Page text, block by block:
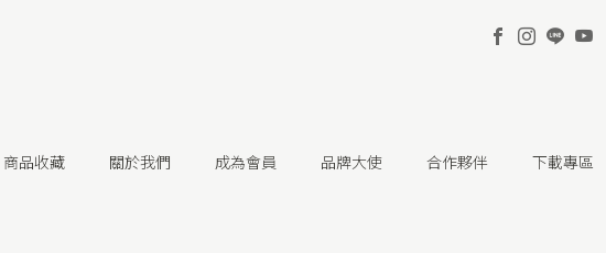
商品收藏 關於我們 成為會員 品牌大使 合作夥伴 下載專區